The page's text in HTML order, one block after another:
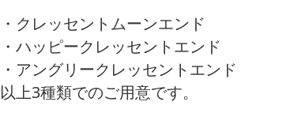
・クレッセントムーンエンド
・ハッピークレッセントエンド
・アングリークレッセントエンド
以上3種類でのご用意です。